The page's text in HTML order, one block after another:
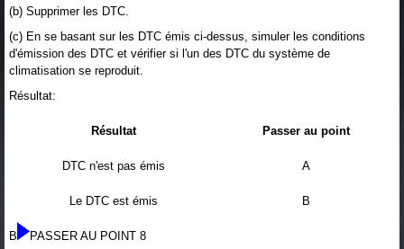
(b) Supprimer les DTC.
(c) En se basant sur les DTC émis ci-dessus, simuler les conditions
d'émission des DTC et vérifier si l'un des DTC du système de
climatisation se reproduit.
Résultat:
Résultat Passer au point
DTC n'est pas émis A
Le DTC est émis B
B
PASSER AU POINT 8